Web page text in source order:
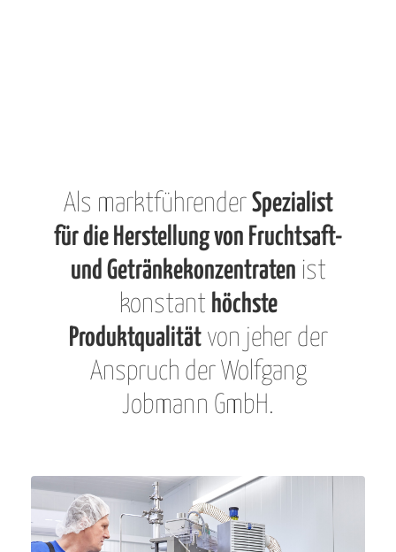
Als marktführender Spezialist
für die Herstellung von Fruchtsaft-
und Getränkekonzentraten ist
konstant höchste
Produktqualitätvon jeher der
Anspruch der Wolfgang
Jobmann GmbH.